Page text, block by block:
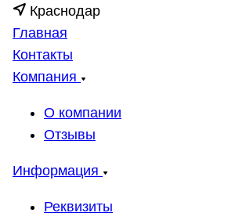
Краснодар
Главная
Контакты
Компания
О компании
Отзывы
Информация
Реквизиты